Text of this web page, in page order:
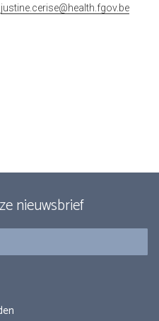
justine.cerise@health.fgov.be
nieuwsbrief